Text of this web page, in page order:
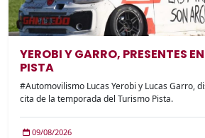
YEROBI Y GARRO, PRESENTES
PISTA
#Automovilismo Lucas Yerobi y Lucas Garro,
cita de la temporada del Turismo Pista.
09/08/2026